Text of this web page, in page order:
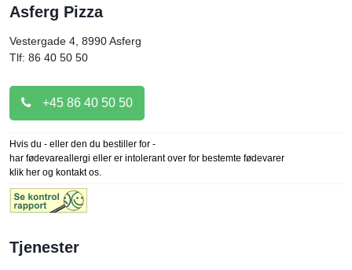
Asferg Pizza
Vestergade 4, 8990Asferg
Tlf: 86 40 50 50
+45 86 40 50 50
Hvis du - eller den du bestiller for -
har fødevareallergi eller er intolerant over for bestemte fødevarer
klik her og kontakt os.
Tjenester